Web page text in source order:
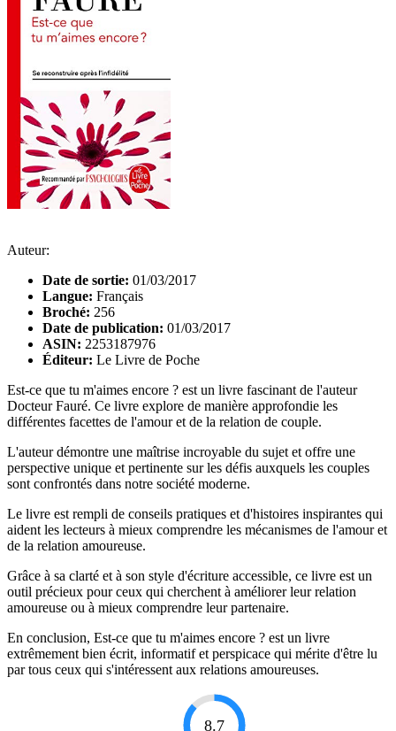
Auteur:
Date de sortie: 01/03/2017
Langue: Français
Broché: 256
Date de publication: 01/03/2017
ASIN: 2253187976
Éditeur: Le Livre de Poche
Est-ce que tu m'aimes encore ? est un livre fascinant de l'auteur
Docteur Fauré. Ce livre explore de manière approfondie les
différentes facettes de l'amour et de la relation de couple.
L'auteur démontre une maîtrise incroyable du sujet et offre une
perspective unique et pertinente sur les défis auxquels les couples
sont confrontés dans notre société moderne.
Le livre est rempli de conseils pratiques et d'histoires inspirantes qui
aident les lecteurs à mieux comprendre les mécanismes de l'amour et
de la relation amoureuse.
Grâce à sa clarté et à son style d'écriture accessible, ce livre est un
outil précieux pour ceux qui cherchent à améliorer leur relation
amoureuse ou à mieux comprendre leur partenaire.
En conclusion, Est-ce que tu m'aimes encore ? est un livre
extrêmement bien écrit, informatif et perspicace qui mérite d'être lu
par tous ceux qui s'intéressent aux relations amoureuses.
8.7